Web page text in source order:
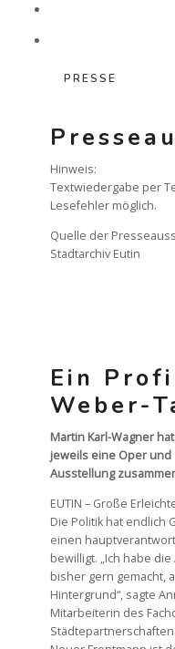
AUSSTELLUNG
PRESSE
Hinweis:
Textwiedergabe per
Lesefehler möglich.
Quelle der
Stadtarchiv Eutin
Ein
Weber-
Martin Karl-Wagner
jeweils eine Oper und
Ausstellung
EUTIN – Große
Die Politik hat endlich
einen
bewilligt. „Ich habe die
bisher gern gemacht,
Hintergrund“, sagte
Mitarbeiterin des
Städtepartnerschaften.